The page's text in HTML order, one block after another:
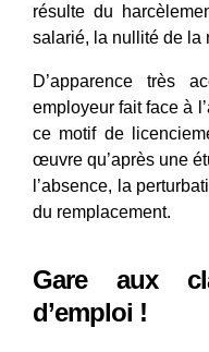
résulte du
salarié, la nullité de la
D’apparence très
employeur fait face à
ce motif de
œuvre qu’après une
l’absence, la
du remplacement.
Gare aux
d’emploi !